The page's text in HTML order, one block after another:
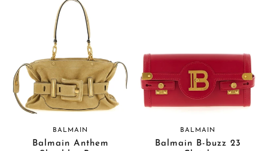
BALMAIN
Balmain Anthem
BALMAIN
Balmain B-buzz 23